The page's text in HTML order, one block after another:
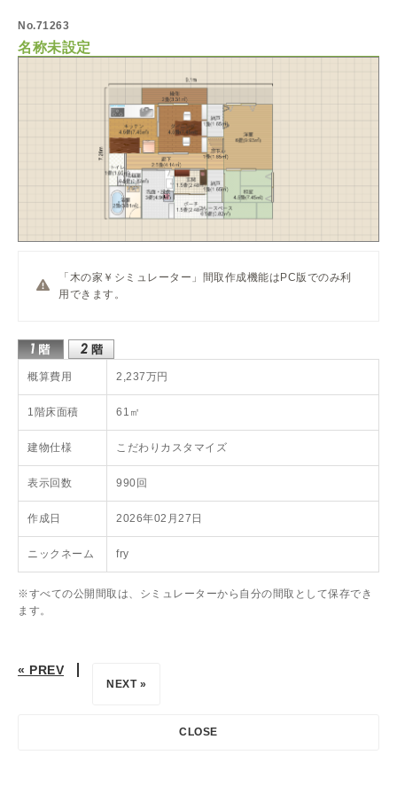
No.71263
名称未設定
「木の家￥シミュレーター」間取作成機能はPC版でのみ利
用できます。
概算費用 2,237万円
1階床面積 61㎡
建物仕様 こだわりカスタマイズ
表示回数 990回
作成日 2026年02月27日
ニックネーム fry
※すべての公開間取は、シミュレーターから自分の間取として保存でき
ます。
« PREV
NEXT »
CLOSE